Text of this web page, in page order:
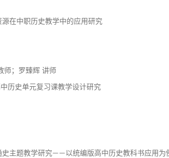
在中职历史教学中的应用研究
师； 罗臻辉 讲师
历史单元复习课教学设计研究
主题教学研究——以统编版高中历史教科书应用为